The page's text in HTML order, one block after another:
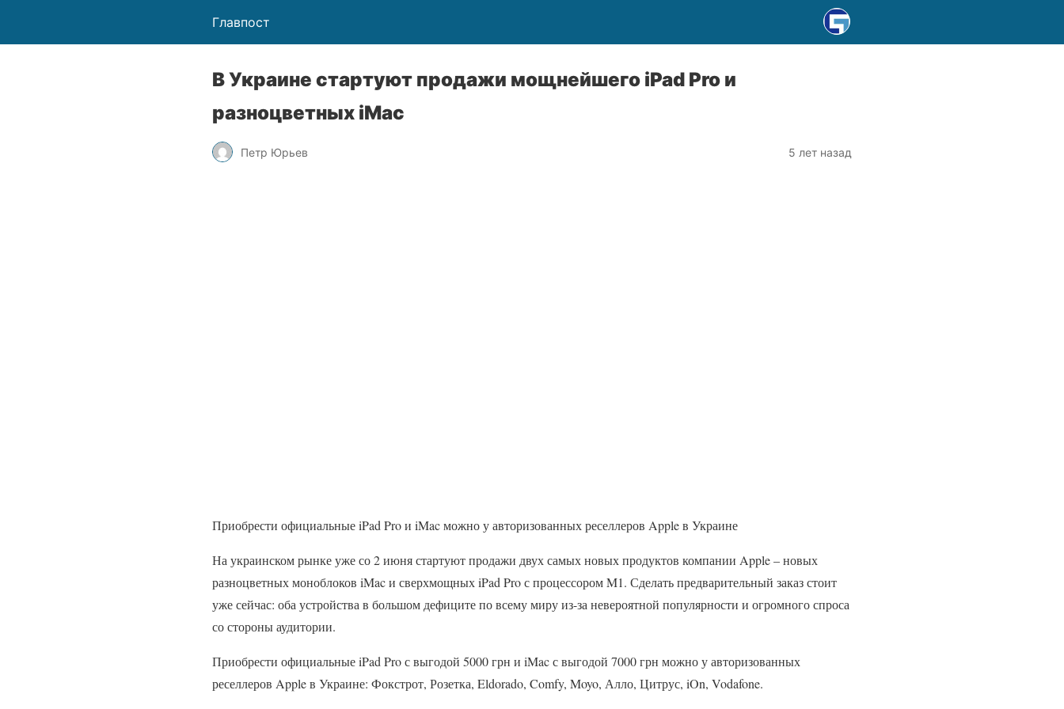
Главпост
В Украине стартуют продажи мощнейшего iPad Pro и
разноцветных iMac
Петр Юрьев 5 лет назад
Приобрести официальные iPad Pro и iMac можно у авторизованных реселлеров Apple в Украине
На украинском рынке уже со 2 июня стартуют продажи двух самых новых продуктов компании Apple – новых
разноцветных моноблоков iMac и сверхмощных iPad Pro с процессором M1. Сделать предварительный заказ стоит
уже сейчас: оба устройства в большом дефиците по всему миру из-за невероятной популярности и огромного спроса
со стороны аудитории.
Приобрести официальные iPad Pro с выгодой 5000 грн и iMac с выгодой 7000 грн можно у авторизованных
реселлеров Apple в Украине: Фокстрот, Розетка, Eldorado, Comfy, Moyo, Алло, Цитрус, iOn, Vodafone.